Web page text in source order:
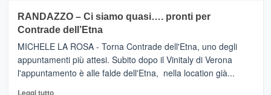
IL
NUOVO
SUMMER
CLUB
VIAGRANDE
(Ct)
–
Benanti
presenta
“Vino
&
RANDAZZO – Ci siamo quasi…. pronti per
Contrade dell’Etna
MICHELE LA ROSA - Torna Contrade dell'Etna, uno degli
appuntamenti più attesi. Subito dopo il Vinitaly di Verona
l'appuntamento è alle falde dell'Etna, nella location già...
Leggi